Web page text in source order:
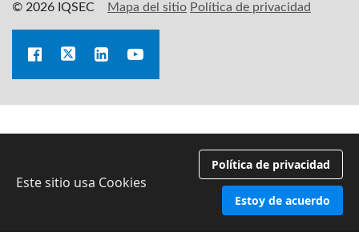
© 2026 IQSEC Mapa del sitio Política de privacidad
Este sitio usa Cookies
Política de privacidad
Estoy de acuerdo